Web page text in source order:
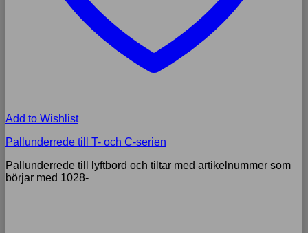
Add to Wishlist
Pallunderrede till T- och C-serien
Pallunderrede till lyftbord och tiltar med artikelnummer som
börjar med 1028-